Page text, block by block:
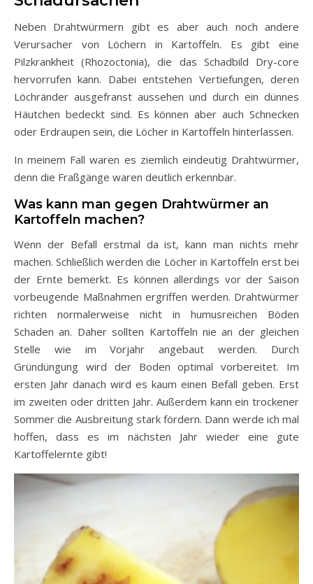
Neben Drahtwürmern gibt es aber auch noch andere
Verursacher von Löchern in Kartoffeln. Es gibt eine
Pilzkrankheit (Rhozoctonia), die das Schadbild Dry-core
hervorrufen kann. Dabei entstehen Vertiefungen, deren
Löchränder ausgefranst aussehen und durch ein dünnes
Häutchen bedeckt sind. Es können aber auch Schnecken
oder Erdraupen sein, die Löcher in Kartoffeln hinterlassen.
In meinem Fall waren es ziemlich eindeutig Drahtwürmer,
denn die Fraßgänge waren deutlich erkennbar.
Was kann man gegen Drahtwürmer an
Kartoffeln machen?
Wenn der Befall erstmal da ist, kann man nichts mehr
machen. Schließlich werden die Löcher in Kartoffeln erst bei
der Ernte bemerkt. Es können allerdings vor der Saison
vorbeugende Maßnahmen ergriffen werden. Drahtwürmer
richten normalerweise nicht in humusreichen Böden
Schaden an. Daher sollten Kartoffeln nie an der gleichen
Stelle wie im Vorjahr angebaut werden. Durch
Gründüngung wird der Boden optimal vorbereitet. Im
ersten Jahr danach wird es kaum einen Befall geben. Erst
im zweiten oder dritten Jahr. Außerdem kann ein trockener
Sommer die Ausbreitung stark fördern. Dann werde ich mal
hoffen, dass es im nächsten Jahr wieder eine gute
Kartoffelernte gibt!